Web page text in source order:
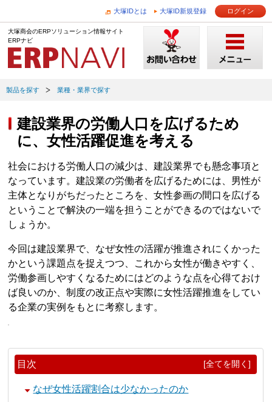
大塚IDとは 大塚ID新規登録 ログイン
大塚商会のERPソリューション情報サイト
ERPナビ
製品を探す 業種・業界で探す
建設業界の労働人口を広げるため
に、女性活躍促進を考える
社会における労働人口の減少は、建設業界でも懸念事項と
なっています。建設業の労働者を広げるためには、男性が
主体となりがちだったところを、女性参画の間口を広げる
ということで解決の一端を担うことができるのではないで
しょうか。
今回は建設業界で、なぜ女性の活躍が推進されにくかった
かという課題点を捉えつつ、これから女性が働きやすく、
労働参画しやすくなるためにはどのような点を心得ておけ
ば良いのか、制度の改正点や実際に女性活躍推進をしてい
る企業の実例をもとに考察します。
目次 [全てを開く]
なぜ女性活躍割合は少なかったのか